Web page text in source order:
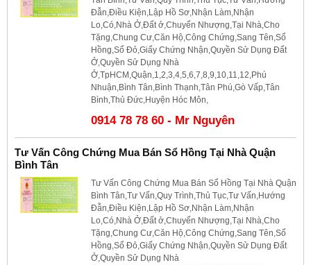
Đẫn,Điều Kiện,Lập Hồ Sơ,Nhận Làm,Nhận
Lo,Có,Nhà Ở,Đất ở,Chuyển Nhượng,Tại Nhà,Cho
Tặng,Chung Cư,Căn Hộ,Công Chứng,Sang Tên,Sổ
Hồng,Sổ Đỏ,Giấy Chứng Nhận,Quyền Sử Dụng Đất
Ở,Quyền Sử Dụng Nhà
Ở,TpHCM,Quận,1,2,3,4,5,6,7,8,9,10,11,12,Phú
Nhuận,Bình Tân,Bình Thạnh,Tân Phú,Gò Vấp,Tân
Bình,Thủ Đức,Huyện Hóc Môn,
0914 78 78 60 - Mr Nguyên
Tư Vấn Công Chứng Mua Bán Sổ Hồng Tại Nhà Quận
Bình Tân
Tư Vấn Công Chứng Mua Bán Sổ Hồng Tại Nhà Quận
Bình Tân,Tư Vấn,Quy Trình,Thủ Tục,Tư Vấn,Hướng
Đẫn,Điều Kiện,Lập Hồ Sơ,Nhận Làm,Nhận
Lo,Có,Nhà Ở,Đất ở,Chuyển Nhượng,Tại Nhà,Cho
Tặng,Chung Cư,Căn Hộ,Công Chứng,Sang Tên,Sổ
Hồng,Sổ Đỏ,Giấy Chứng Nhận,Quyền Sử Dụng Đất
Ở,Quyền Sử Dụng Nhà